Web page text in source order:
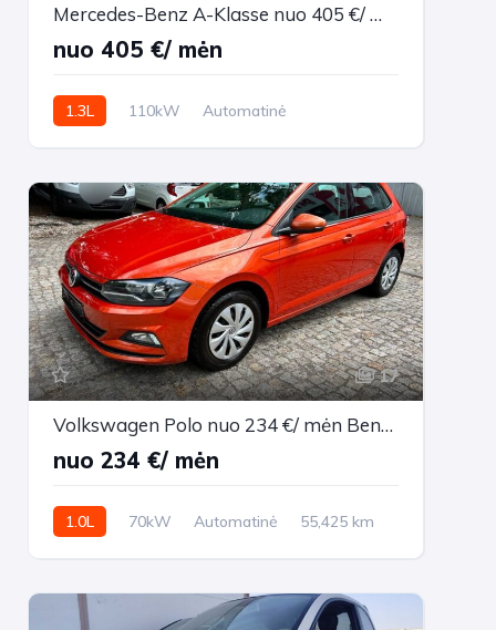
Mercedes-Benz A-Klasse nuo 405 €/ mėn Benzinas 2023m. Sedanas Automatinė
nuo 405 €/ mėn
1.3L 110kW
Automatinė
17
Volkswagen Polo nuo 234 €/ mėn Benzinas 2017m. Sedanas Automatinė
nuo 234 €/ mėn
1.0L 70kW Automatinė
55,425 km